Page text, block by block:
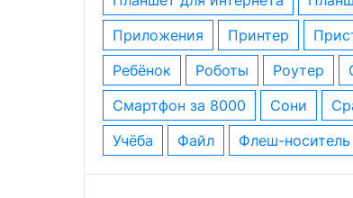
приложения
принтер
ребёнок
роботы роутер
смартфон за 8000
сони
учёба
файл флеш-носитель